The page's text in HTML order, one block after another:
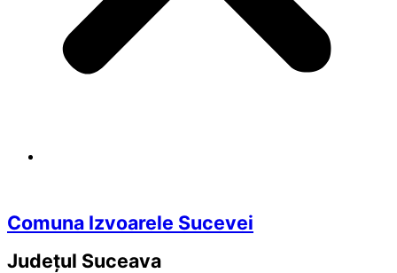
Comuna Izvoarele Sucevei
Județul Suceava